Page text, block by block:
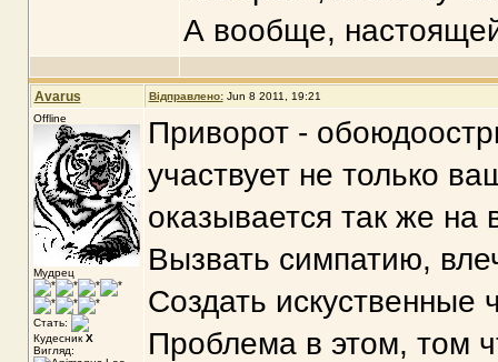
А вообще,
Avarus Відправлено: Jun 8 2011, 19:21
Offline
Мудрец
Стать:
Кудесник X
Вигляд:
Приворот -
участвует не только
оказывается так же на
Вызвать симпатию,
Создать искуственные
Проблема в этом, том